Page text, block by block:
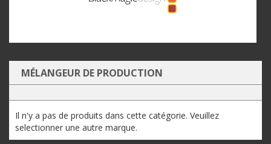
MÉLANGEUR DE PRODUCTION
Il n'y a pas de produits dans cette catégorie. Veuillez
selectionner une autre marque.